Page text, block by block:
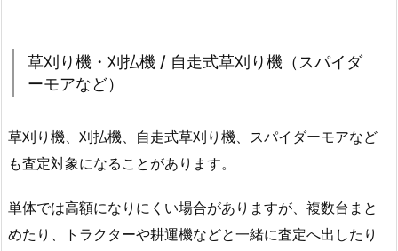
草刈り機・刈払機 / 自走式草刈り機（スパイダ
ーモアなど）
草刈り機、刈払機、自走式草刈り機、スパイダーモアなど
も査定対象になることがあります。
単体では高額になりにくい場合がありますが、複数台まと
めたり、トラクターや耕運機などと一緒に査定へ出したり